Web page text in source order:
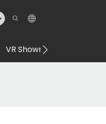
VR Showroom